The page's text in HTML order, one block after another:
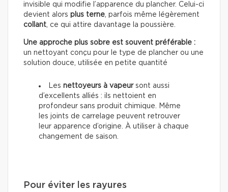
invisible qui modifie l’apparence du plancher. Celui-ci
devient alors plus terne , parfois même légèrement
collant , ce qui attire davantage la poussière.
Une approche plus sobre est souvent préférable :
un nettoyant conçu pour le type de plancher ou une
solution douce, utilisée en petite quantité
Les nettoyeurs à vapeursont aussi
d’excellents alliés : ils nettoient en
profondeur sans produit chimique. Même
les joints de carrelage peuvent retrouver
leur apparence d’origine. À utiliser à chaque
changement de saison.
Pour éviter les rayures